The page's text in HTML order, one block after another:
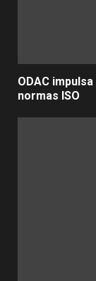
ODAC
normas ISO